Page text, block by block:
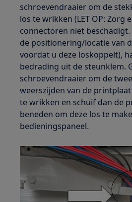
schroevendraaier om de
los te wrikken (LET OP: Zorg
connectoren niet
de positionering/locatie van
voordat u deze loskoppelt),
bedrading uit de steunklem.
schroevendraaier om de
weerszijden van de
te wrikken en schuif dan de
beneden om deze los te
bedieningspaneel.